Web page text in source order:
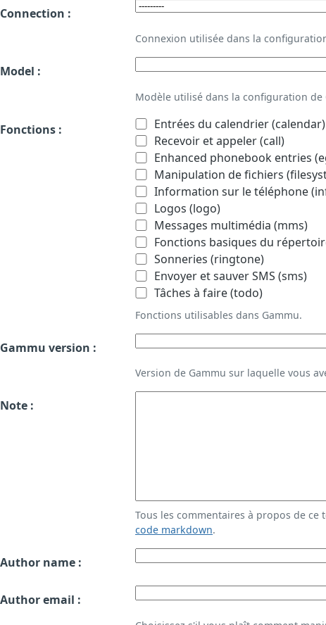
Connection :
Connexion utilisée dans la
Model :
Modèle utilisé dans la configuration de
Fonctions :
Entrées du calendrier (calendar)
Recevoir et appeler (call)
Enhanced phonebook entries
Manipulation de fichiers
Information sur le téléphone
Logos (logo)
Messages multimédia (mms)
Fonctions basiques du
Sonneries (ringtone)
Envoyer et sauver SMS (sms)
Tâches à faire (todo)
Fonctions utilisables dans Gammu.
Gammu version :
Version de Gammu sur laquelle vous
Note :
Tous les commentaires à propos de
code markdown.
Author name :
Author email :